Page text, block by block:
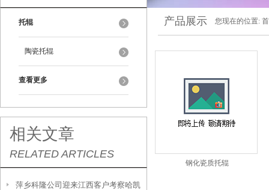
托辊
陶瓷托辊
查看更多
相关文章
RELATED ARTICLES
萍乡科隆公司迎来江西客户考察哈凯
产品展示 您现在的位置:
钢化瓷质托辊